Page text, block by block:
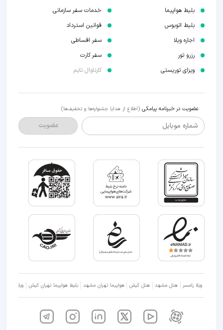
بلیط هواپیما
بلیط اتوبوس
اجاره ویلا
رزرو تور
ویزای توریستی
خدمات سفر سازمانی
قوانین استرداد
سفر اقساطی
سفر کارت
کارناوال تایم
عضویت در خبرنامه پیامکی (اطلاع از هدایا جشنواره‌ها و تخفیف‌ها)
شماره موبایل عضویت
ویلا رامسر هتل مشهد هتل کیش هواپیما تهران مشهد بلیط هواپیما تهران کیش ویلا شمال